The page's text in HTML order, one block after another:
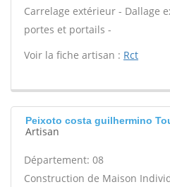
Carrelage extérieur - Dallage
portes et portails -
Voir la fiche artisan : Rct
Peixoto costa guilhermino
Artisan
Département: 08
Construction de Maison